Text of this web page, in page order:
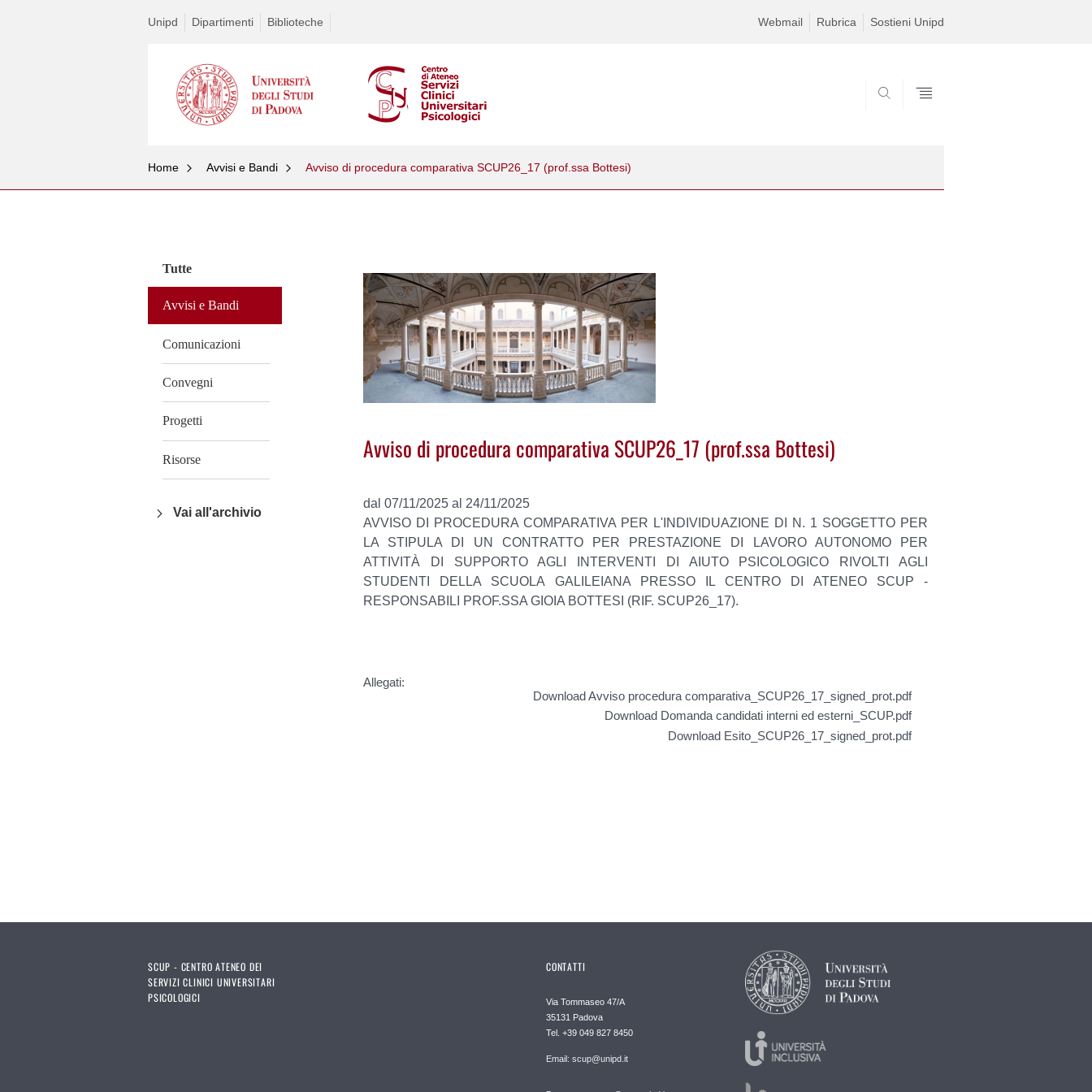
Unipd Dipartimenti Biblioteche Webmail Rubrica Sostieni Unipd
Home Avvisi e Bandi Avviso di procedura comparativa SCUP26_17 (prof.ssa Bottesi)
Tutte
Avvisi e Bandi
Comunicazioni
Convegni
Progetti
Risorse
Vai all'archivio
Avviso di procedura comparativa SCUP26_17 (prof.ssa Bottesi)
dal 07/11/2025 al 24/11/2025
AVVISO DI PROCEDURA COMPARATIVA PER L'INDIVIDUAZIONE DI N. 1 SOGGETTO PER
LA STIPULA DI UN CONTRATTO PER PRESTAZIONE DI LAVORO AUTONOMO PER
ATTIVITÀ DI SUPPORTO AGLI INTERVENTI DI AIUTO PSICOLOGICO RIVOLTI AGLI
STUDENTI DELLA SCUOLA GALILEIANA PRESSO IL CENTRO DI ATENEO SCUP -
RESPONSABILI PROF.SSA GIOIA BOTTESI (RIF. SCUP26_17).
Allegati:
Download Avviso procedura comparativa_SCUP26_17_signed_prot.pdf
Download Domanda candidati interni ed esterni_SCUP.pdf
Download Esito_SCUP26_17_signed_prot.pdf
SCUP - CENTRO ATENEO DEI
SERVIZI CLINICI UNIVERSITARI
PSICOLOGICI
CONTATTI
Via Tommaseo 47/A
35131 Padova
Tel. +39 049 827 8450
Email: scup@unipd.it